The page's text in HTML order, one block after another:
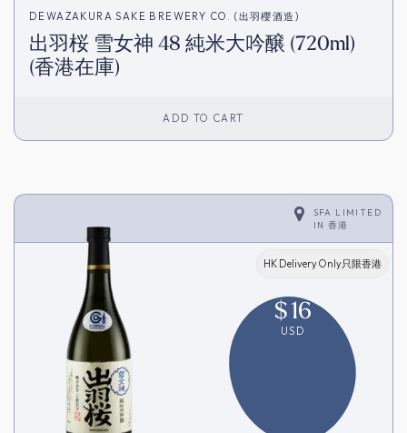
DEWAZAKURA SAKE BREWERY CO. (出羽櫻酒造)
出羽桜 雪女神 48 純米大吟醸 (720ml)
(香港在庫)
ADD TO CART
SFA LIMITED
IN 香港
HK Delivery Only只限香港
$16
USD